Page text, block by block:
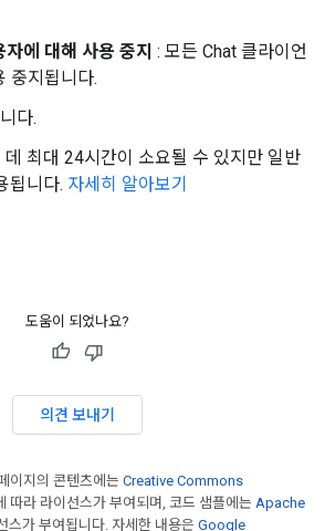
에 대해 사용 중지 : 모든 Chat 클라이언
중지됩니다.
다.
최대 24시간이 소요될 수 있지만 일반
됩니다. 자세히 알아보기
도움이 되었나요?
의견 보내기
이지의 콘텐츠에는 Creative Commons
따라 라이선스가 부여되며, 코드 샘플에는 Apache
스가 부여됩니다. 자세한 내용은 Google